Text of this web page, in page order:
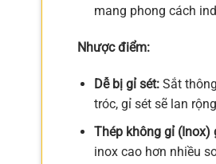
mang phong cách
Nhược điểm:
Dễ bị gỉ sét:Sắt
tróc, gỉ sét sẽ lan
Thép không gỉ (Inox)
inox cao hơn nhiều